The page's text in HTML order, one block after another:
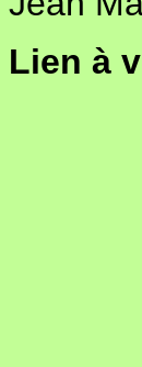
Lien à